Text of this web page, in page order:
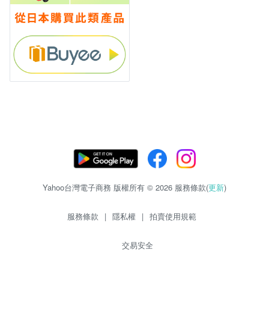
Yahoo台灣電子商務 版權所有 © 2026 服務條款(更新)
服務條款 | 隱私權 | 拍賣使用規範
交易安全